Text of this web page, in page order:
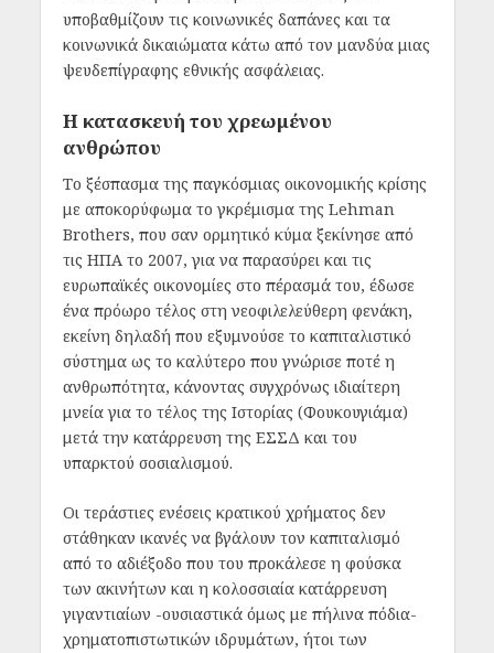
υποβαθμίζουν τις κοινωνικές δαπάνες και τα
κοινωνικά δικαιώματα κάτω από τον μανδύα μιας
ψευδεπίγραφης εθνικής ασφάλειας.
Η κατασκευή του χρεωμένου
ανθρώπου
Το ξέσπασμα της παγκόσμιας οικονομικής κρίσης
με αποκορύφωμα το γκρέμισμα της Lehman
Brothers, που σαν ορμητικό κύμα ξεκίνησε από
τις ΗΠΑ το 2007, για να παρασύρει και τις
ευρωπαϊκές οικονομίες στο πέρασμά του, έδωσε
ένα πρόωρο τέλος στη νεοφιλελεύθερη φενάκη,
εκείνη δηλαδή που εξυμνούσε το καπιταλιστικό
σύστημα ως το καλύτερο που γνώρισε ποτέ η
ανθρωπότητα, κάνοντας συγχρόνως ιδιαίτερη
μνεία για το τέλος της Ιστορίας (Φουκουγιάμα)
μετά την κατάρρευση της ΕΣΣΔ και του
υπαρκτού σοσιαλισμού.
Οι τεράστιες ενέσεις κρατικού χρήματος δεν
στάθηκαν ικανές να βγάλουν τον καπιταλισμό
από το αδιέξοδο που του προκάλεσε η φούσκα
των ακινήτων και η κολοσσιαία κατάρρευση
γιγαντιαίων -ουσιαστικά όμως με πήλινα πόδια-
χρηματοπιστωτικών ιδρυμάτων, ήτοι των